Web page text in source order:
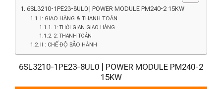
6SL3210-1PE23-8UL0 | POWER MODULE PM240-2 15KW
I: GIAO HÀNG & THANH TOÁN
1: THỜI GIAN GIAO HÀNG
2: THANH TOÁN
II : CHẾ ĐỘ BẢO HÀNH
6SL3210-1PE23-8UL0 | POWER MODULE PM240-2
15KW